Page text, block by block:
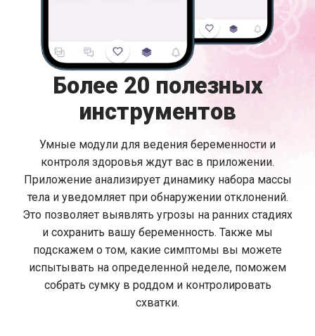
Более 20 полезных
инструментов
Умные модули для ведения беременности и
контроля здоровья ждут вас в приложении.
Приложение анализирует динамику набора массы
тела и уведомляет при обнаружении отклонений.
Это позволяет выявлять угрозы на ранних стадиях
и сохранить вашу беременность. Также мы
подскажем о том, какие симптомы вы можете
испытывать на определенной неделе, поможем
собрать сумку в роддом и контролировать
схватки.